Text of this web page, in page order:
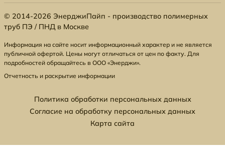
© 2014-2026 ЭнерджиПайп - производство полимерных
труб ПЭ / ПНД в Москве
Информация на сайте носит информационный характер и не является
публичной офертой. Цены могут отличаться от цен по факту. Для
подробностей обращайтесь в ООО «Энерджи».
Отчетность и раскрытие информации
Политика обработки персональных данных
Согласие на обработку персональных данных
Карта сайта